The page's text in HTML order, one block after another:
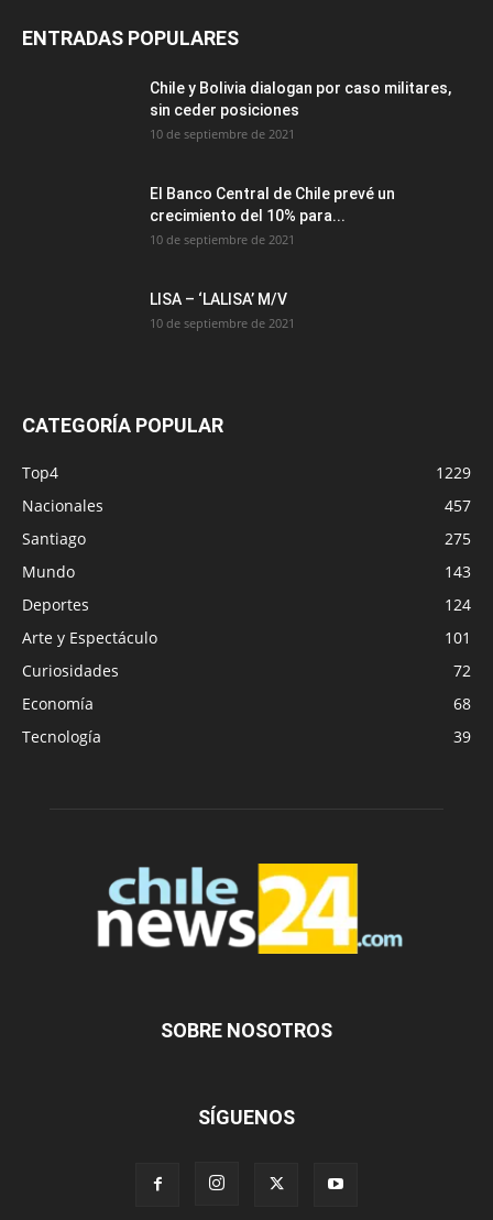
ENTRADAS POPULARES
Chile y Bolivia dialogan por caso militares,
sin ceder posiciones
10 de septiembre de 2021
El Banco Central de Chile prevé un
crecimiento del 10% para...
10 de septiembre de 2021
LISA – ‘LALISA’ M/V
10 de septiembre de 2021
CATEGORÍA POPULAR
Top4
1229
Nacionales
457
Santiago
275
Mundo
143
Deportes
124
Arte y Espectáculo
101
Curiosidades
72
Economía
68
Tecnología
39
SOBRE NOSOTROS
SÍGUENOS